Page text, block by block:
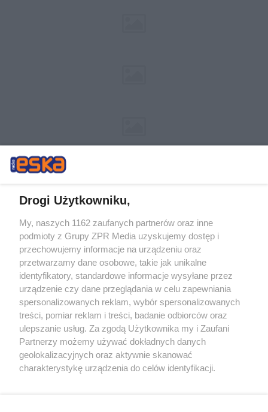
Żaden utwór zamieszczony w serwisie nie może być powielany i
rozpowszechniany lub dalej rozpowszechniany w jakikolwiek sposób (w
tym także elektroniczny lub mechaniczny) na jakimkolwiek polu
eksploatacji w jakiejkolwiek formie, włącznie z umieszczaniem w
Internecie bez pisemnej zgody właściciela praw. Jakiekolwiek użycie lub
wykorzystanie utworów w całości lub w części z naruszeniem prawa,
tzn. bez właściwej zgody, jest zabronione pod groźbą kary i może być
ścigane prawnie.
Drogi Użytkowniku,
My, naszych 1162 zaufanych partnerów oraz inne
podmioty z Grupy ZPR Media uzyskujemy dostęp i
przechowujemy informacje na urządzeniu oraz
przetwarzamy dane osobowe, takie jak unikalne
identyfikatory, standardowe informacje wysyłane przez
urządzenie czy dane przeglądania w celu zapewniania
spersonalizowanych reklam, wybór spersonalizowanych
treści, pomiar reklam i treści, badanie odbiorców oraz
ulepszanie usług. Za zgodą Użytkownika my i Zaufani
Partnerzy możemy używać dokładnych danych
geolokalizacyjnych oraz aktywnie skanować
charakterystykę urządzenia do celów identyfikacji.